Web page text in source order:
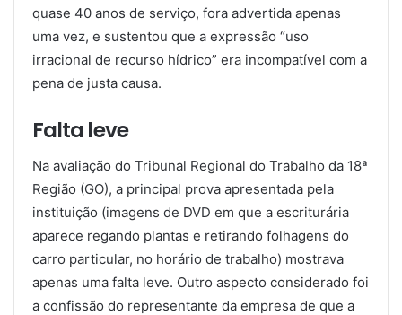
quase 40 anos de serviço, fora advertida apenas
uma vez, e sustentou que a expressão “uso
irracional de recurso hídrico” era incompatível com a
pena de justa causa.
Falta leve
Na avaliação do Tribunal Regional do Trabalho da 18ª
Região (GO), a principal prova apresentada pela
instituição (imagens de DVD em que a escriturária
aparece regando plantas e retirando folhagens do
carro particular, no horário de trabalho) mostrava
apenas uma falta leve. Outro aspecto considerado foi
a confissão do representante da empresa de que a